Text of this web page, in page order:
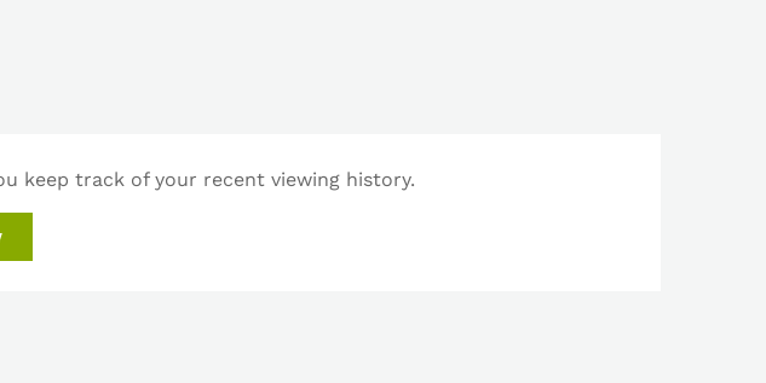
keep track of your recent viewing history.